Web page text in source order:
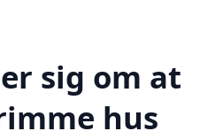
sig om at
hus